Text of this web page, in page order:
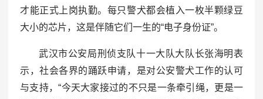
才能正式上岗执勤。每只警犬都会植入一枚半颗绿豆
大小的芯片，这是伴随它们一生的“电子身份证”。
武汉市公安局刑侦支队十一大队大队长张海明表
示，社会各界的踊跃申请，是对公安警犬工作的认可
与支持，“今天大家接过的不只是一条牵引绳，更是一